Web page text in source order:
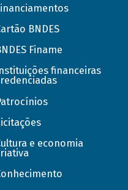
BNDES
Finame
Instituições financeiras
e economia